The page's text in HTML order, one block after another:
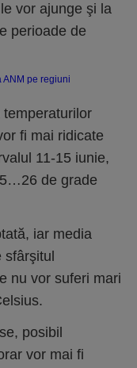
vor ajunge şi la
perioade de
fi mai ridicate
11-15 iunie,
de grade
iar media
nu vor suferi mari
posibil
vor mai fi